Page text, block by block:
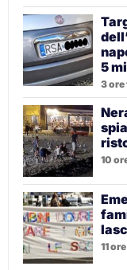
5
3 ore
10
11